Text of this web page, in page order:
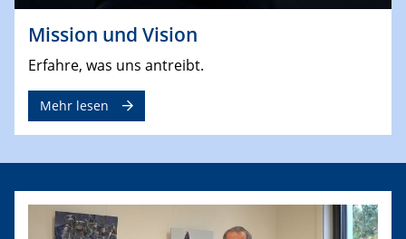
Mission und Vision
Erfahre, was uns antreibt.
Mehr lesen